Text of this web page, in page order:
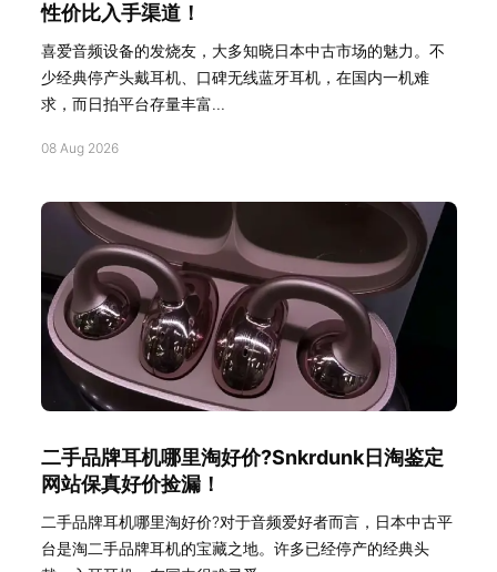
性价比入手渠道！
喜爱音频设备的发烧友，大多知晓日本中古市场的魅力。不
少经典停产头戴耳机、口碑无线蓝牙耳机，在国内一机难
求，而日拍平台存量丰富...
08 Aug 2026
二手品牌耳机哪里淘好价?Snkrdunk日淘鉴定
网站保真好价捡漏！
二手品牌耳机哪里淘好价?对于音频爱好者而言，日本中古平
台是淘二手品牌耳机的宝藏之地。许多已经停产的经典头